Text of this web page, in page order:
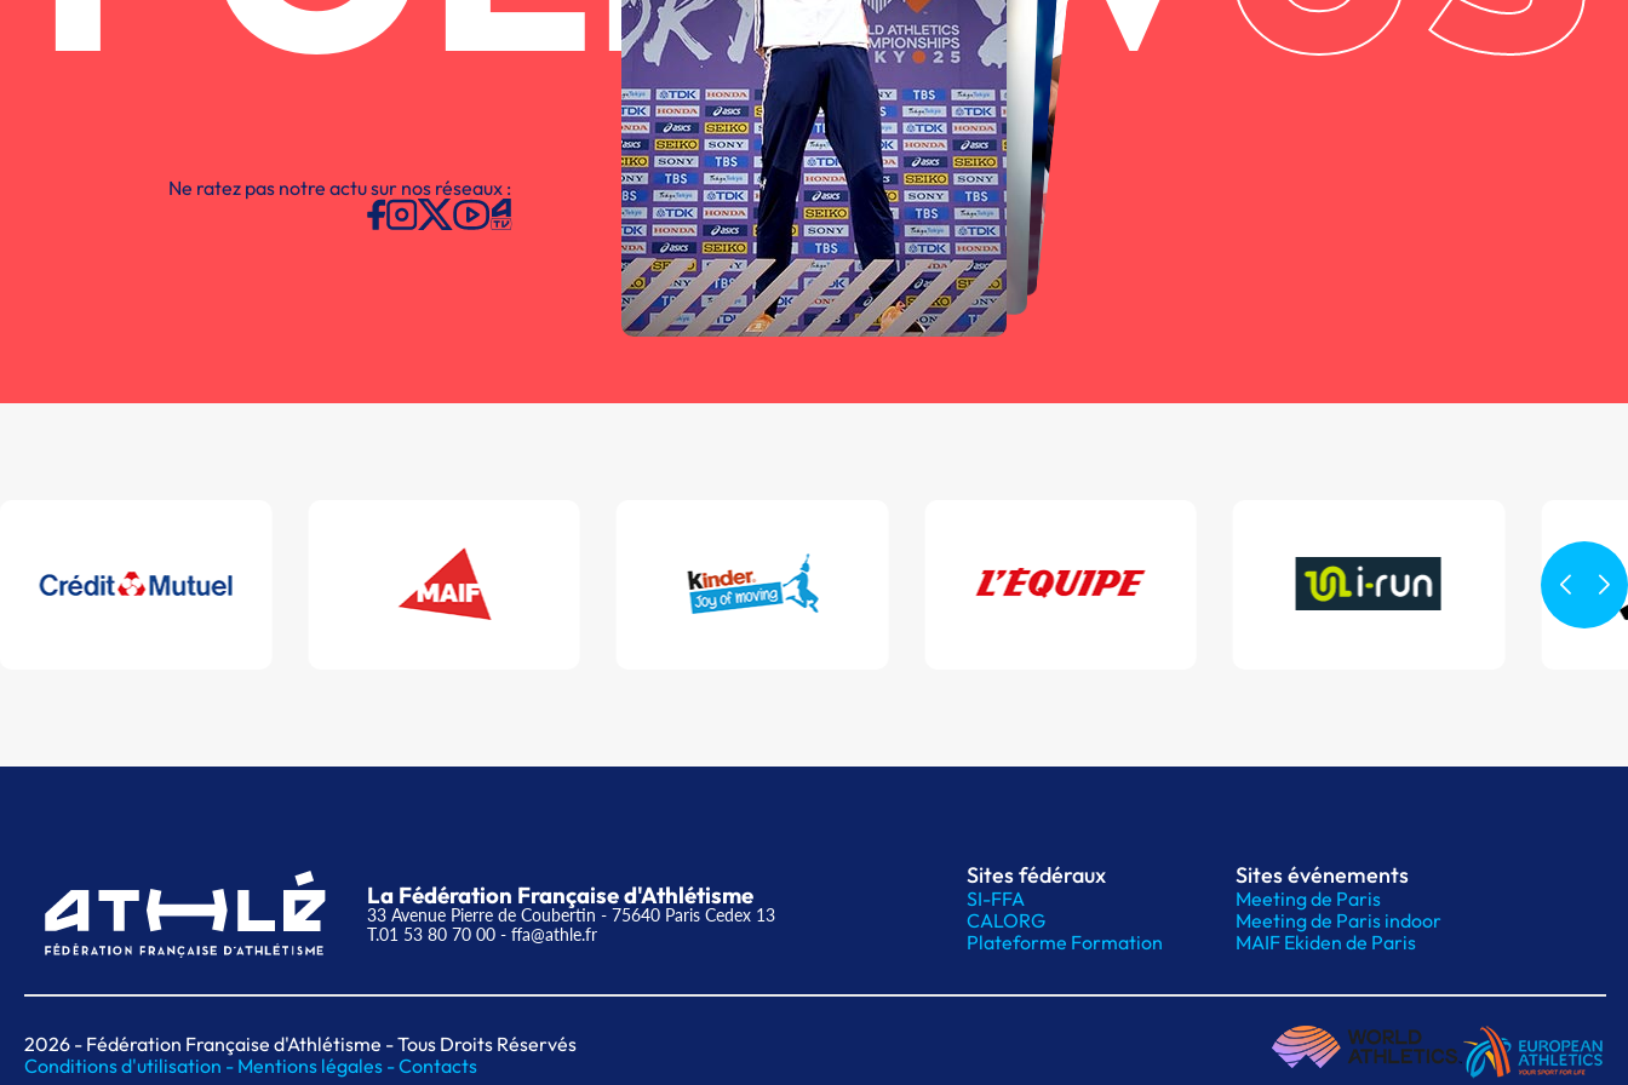
Ne ratez pas notre actu sur nos réseaux :
La Fédération Française d'Athlétisme
33 Avenue Pierre de Coubertin - 75640 Paris Cedex 13
T.01 53 80 70 00 - ffa@athle.fr
Sites fédéraux
SI-FFA
CALORG
Plateforme Formation
Sites événements
Meeting de Paris
Meeting de Paris indoor
MAIF Ekiden de Paris
2026 - Fédération Française d'Athlétisme - Tous Droits Réservés
Conditions d'utilisation - Mentions légales -Contacts